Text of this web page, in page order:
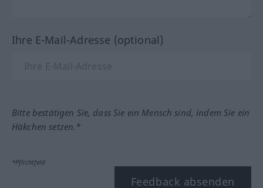
Ihre E-Mail-Adresse (optional)
Bitte bestätigen Sie, dass Sie ein Mensch sind, indem Sie ein
Häkchen setzen.*
*Pflichtfeld
Feedback absenden